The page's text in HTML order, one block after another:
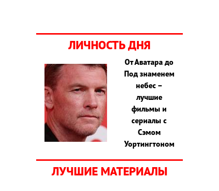
ЛИЧНОСТЬ ДНЯ
От Аватара до
Под знаменем
небес –
лучшие
фильмы и
сериалы с
Сэмом
Уортингтоном
ЛУЧШИЕ МАТЕРИАЛЫ